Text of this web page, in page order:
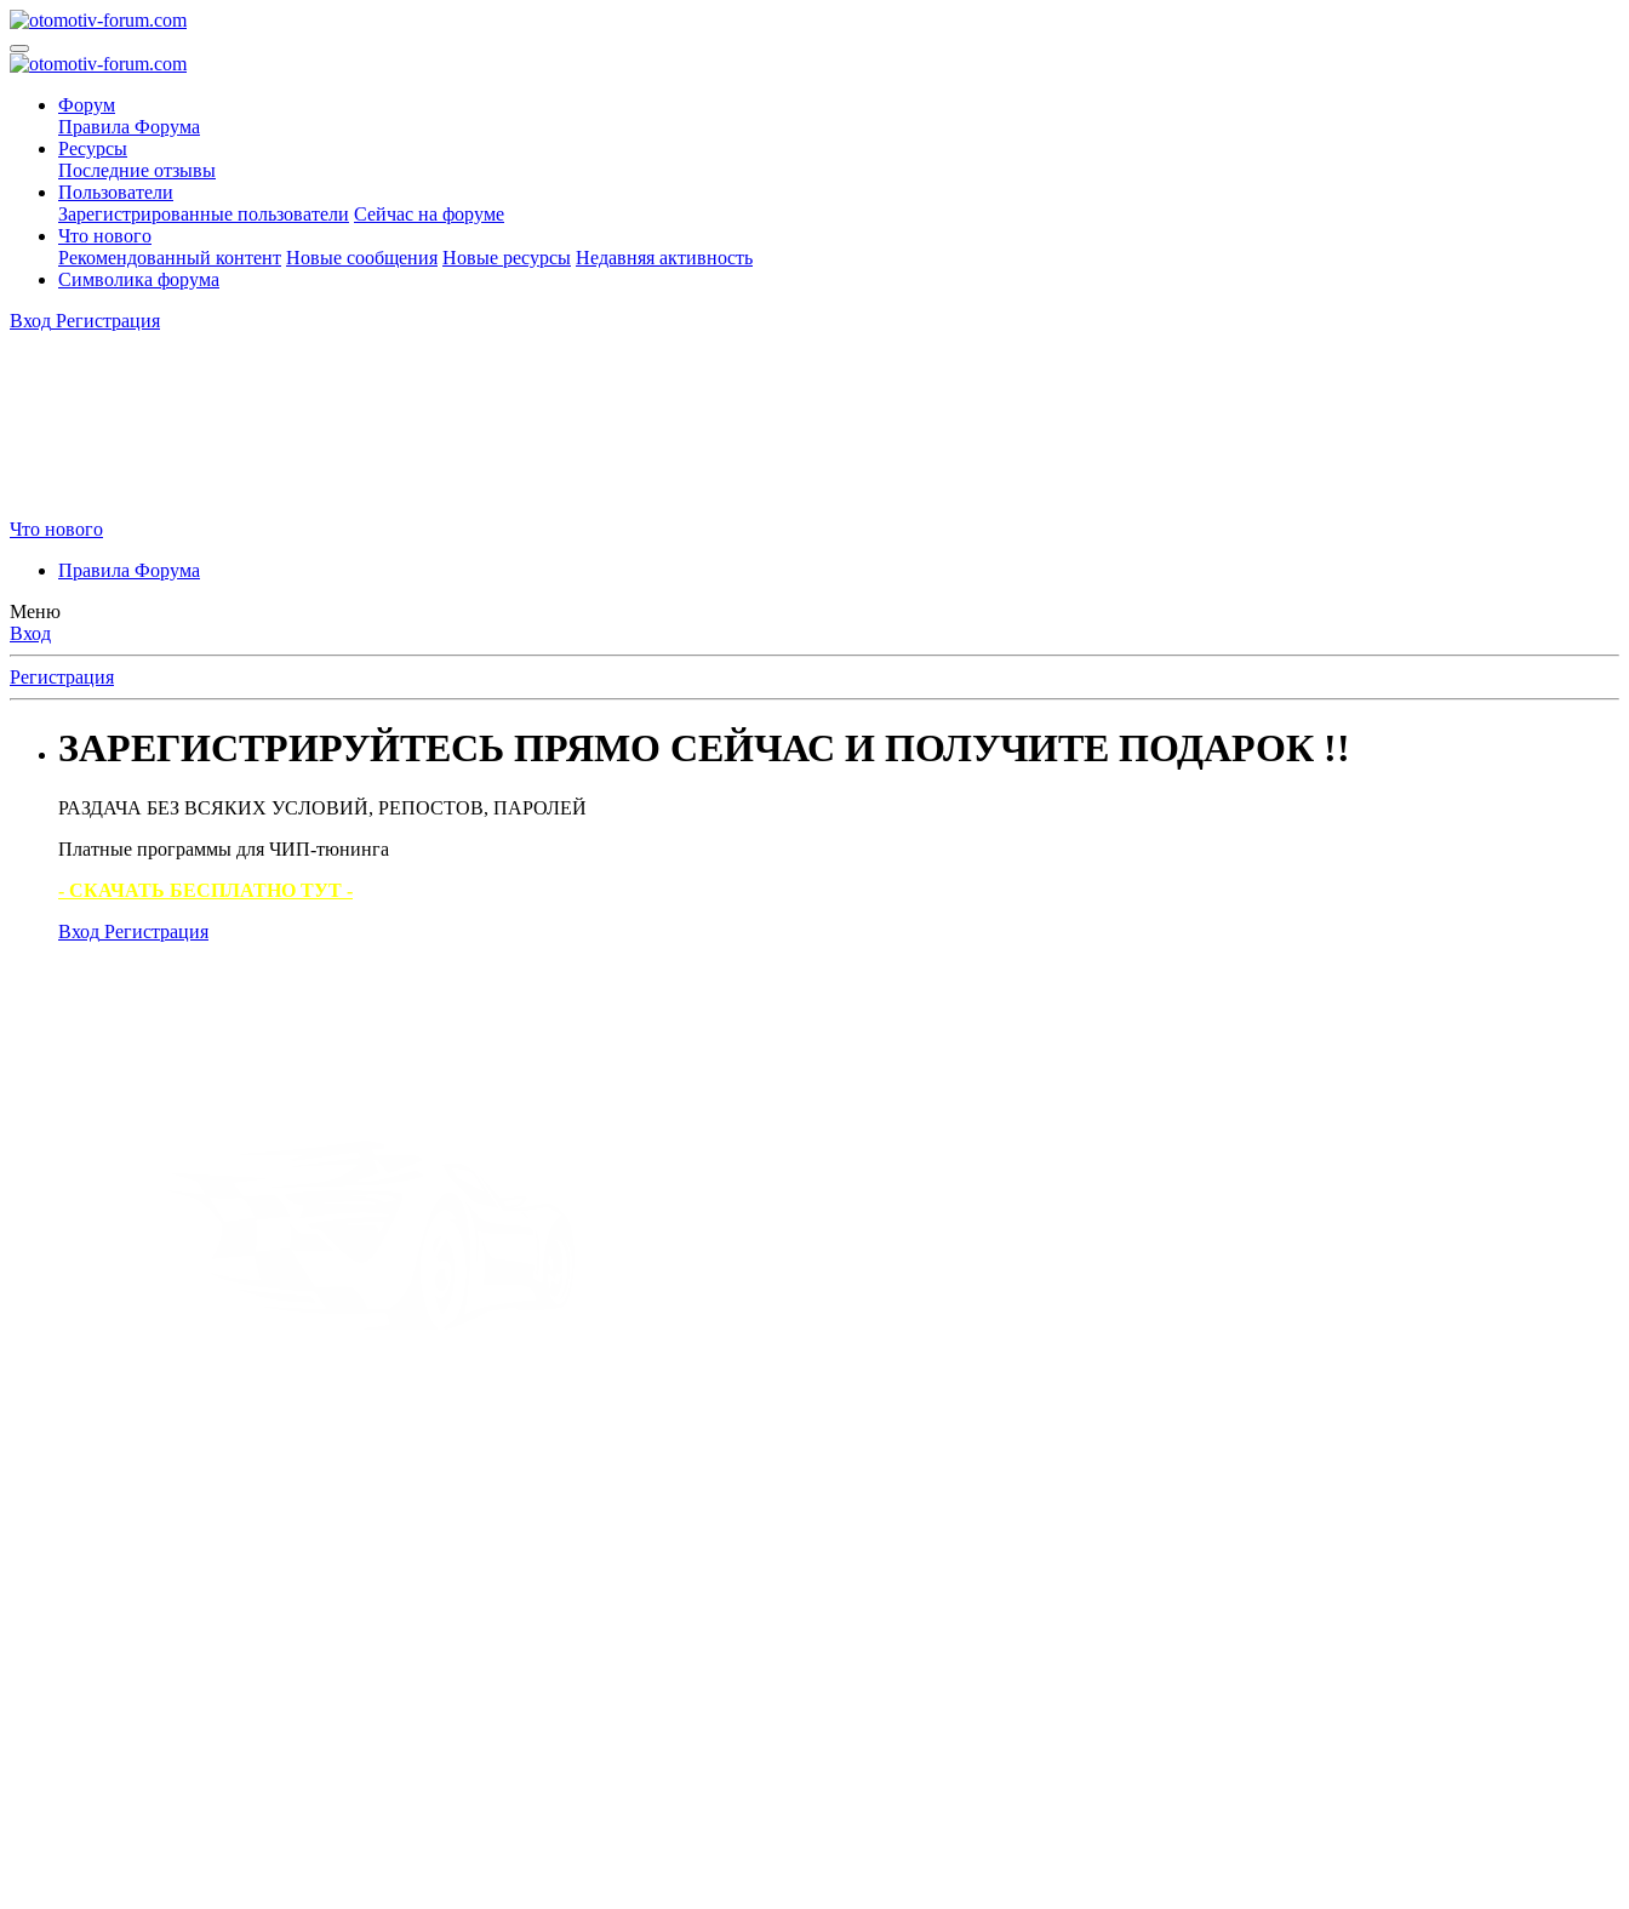
Форум
Правила Форума
Ресурсы
Последние отзывы
Пользователи
Зарегистрированные пользователи Сейчас на форуме
Что нового
Рекомендованный контент Новые сообщения Новые ресурсы Недавняя активность
Символика форума
Вход Регистрация
Что нового
Правила Форума
Меню
Вход
Регистрация
ЗАРЕГИСТРИРУЙТЕСЬ ПРЯМО СЕЙЧАС И ПОЛУЧИТЕ ПОДАРОК !!
РАЗДАЧА БЕЗ ВСЯКИХ УСЛОВИЙ, РЕПОСТОВ, ПАРОЛЕЙ
Платные программы для ЧИП-тюнинга
- СКАЧАТЬ БЕСПЛАТНО ТУТ -
Вход Регистрация